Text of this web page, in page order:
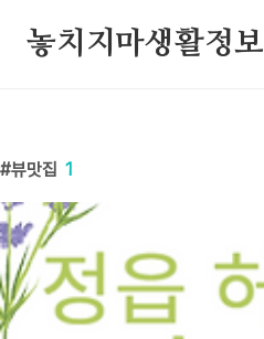
놓치지마생활정보
뷰맛집 1